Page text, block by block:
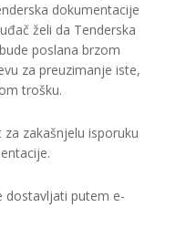
dokumentacije
želi da Tenderska
poslana brzom
za preuzimanje iste,
trošku.
zakašnjelu isporuku
dostavljati putem e-